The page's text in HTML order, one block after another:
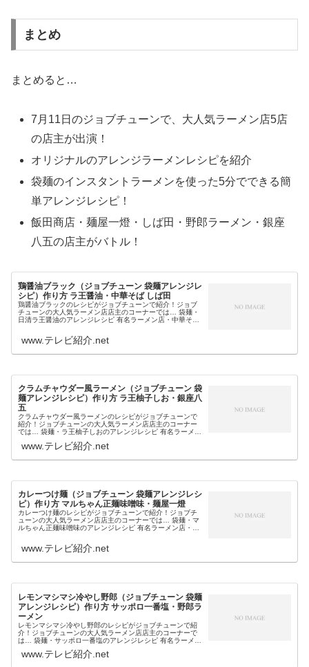
まとめ
まとめると…
7月11日のジョブチューンで、大人気ラーメン店5店
の店主が出演！
オリジナルのアレンジラーメンレシピを紹介
袋麺のインスタントラーメンを使った5分でできる簡
単アレンジレシピ！
飯田商店・麺屋一燈・しば田・野郎ラーメン・銀座
八五の店主がバトル！
鶏醤油ブラック（ジョブチューン 袋麺アレンジレ
シピ）作り方 ラ王醤油・中華そば しば田
鶏醤油ブラックのレシピがジョブチューンで紹介！ジョブ
チューンの大人気ラーメン店店主のコーナーでは… 袋麺・
日清ラ王醤油のアレンジレシピ 有名ラーメン店・中華そば
レシピ・作り方が紹介され...
www.テレビ紹介.net
クラムチャウダー風ラーメン（ジョブチューン 袋
麺アレンジレシピ）作り方 ラ王柚子しお・銀座八
五
クラムチャウダー風ラーメンのレシピがジョブチューンで
紹介！ジョブチューンの大人気ラーメン店店主のコーナー
では… 袋麺・ラ王柚子しおのアレンジレシピ 有名ラーメン
麺のレシピ・作り方が紹介さ...
www.テレビ紹介.net
カレーつけ麺（ジョブチューン 袋麺アレンジレシ
ピ）作り方 マルちゃん正麺味噌味・麺屋一燈
カレーつけ麺のレシピがジョブチューンで紹介！ジョブチ
ューンの大人気ラーメン店店主のコーナーでは… 袋麺・マ
ルちゃん正麺味噌味のアレンジレシピ 有名ラーメン店・麺
という担々麺のレシピ・作り...
www.テレビ紹介.net
レモンマシマシ冷やし野郎（ジョブチューン 袋麺
アレンジレシピ）作り方 サッポロ一番塩・野郎ラ
ーメン
レモンマシマシ冷やし野郎のレシピがジョブチューンで紹
介！ジョブチューンの大人気ラーメン店店主のコーナーで
は… 袋麺・サッポロ一番塩のアレンジレシピ 有名ラーメン
り方が紹介されました。そこで...
www.テレビ紹介.net